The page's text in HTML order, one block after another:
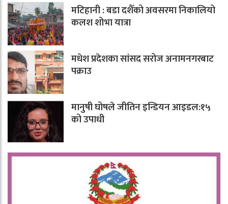
मटिहानी : बडा दशैँको अवसरमा निकालियो
कलश शोभा यात्रा
मधेश प्रदेशका सांसद सरोज अनामनगरबाट
पक्राउ
मानुषी घोषले जीतिन इन्डियन आइडल:१५
को उपाधी